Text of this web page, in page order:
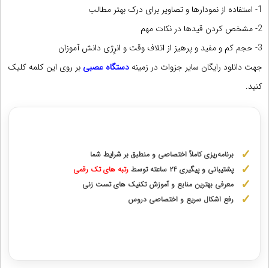
1- استفاده از نمودارها و تصاویر برای درک بهتر مطالب
2- مشخص کردن قیدها در نکات مهم
3- حجم کم و مفید و پرهیز از اتلاف وقت و انرِژی
دانش آموزان
جهت دانلود رایگان سایر جزوات در زمینه دستگاه عصبی بر روی این کلمه کلیک
کنید.
برنامه‌ریزی کاملاً اختصاصی و منطبق بر شرایط شما
پشتیبانی و پیگیری ۲۴ ساعته توسط
رتبه‌ های تک رقمی
معرفی بهترین منابع و آموزش تکنیک های تست زنی
رفع اشکال سریع و اختصاصی دروس